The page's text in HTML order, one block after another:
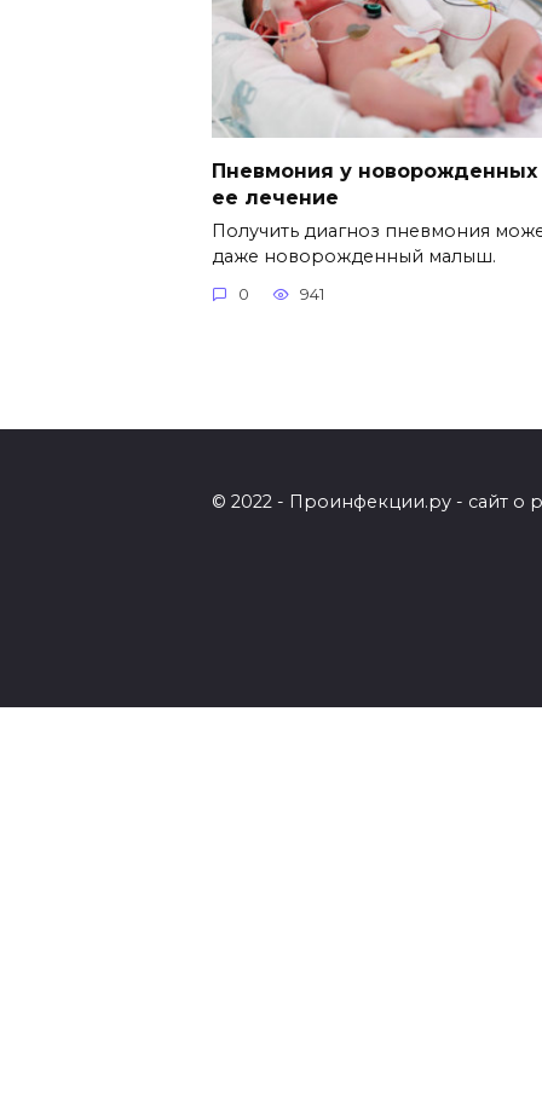
Пневмония у новорожденных
ее лечение
Получить диагноз пневмония
даже новорожденный малыш.
0 941
© 2022 - Проинфекции.ру - сайт о